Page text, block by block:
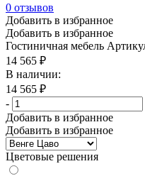
0 отзывов
Добавить в избранное
Добавить в избранное
Гостиничная мебель
14 565 ₽
В наличии:
14 565 ₽
-
Добавить в избранное
Добавить в избранное
Цветовые решения